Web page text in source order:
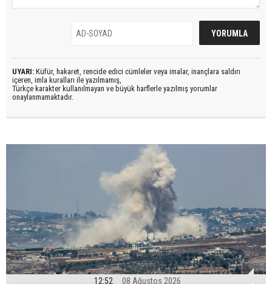
UYARI: Küfür, hakaret, rencide edici cümleler veya imalar, inançlara saldırı
içeren, imla kuralları ile yazılmamış,
Türkçe karakter kullanılmayan ve büyük harflerle yazılmış yorumlar
onaylanmamaktadır.
12:52 08 Ağustos 2026